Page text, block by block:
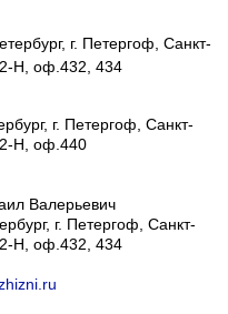
г. Петергоф, Санкт-
2-Н, оф.432, 434
г. Петергоф, Санкт-
2-Н, оф.440
Валерьевич
г. Петергоф, Санкт-
2-Н, оф.432, 434